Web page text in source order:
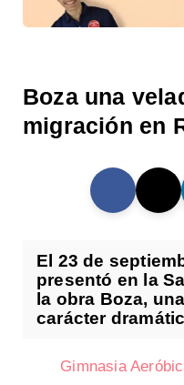
Boza una
migración en
El 23 de
presentó en la
la obra Boza,
carácter
Gimnasia